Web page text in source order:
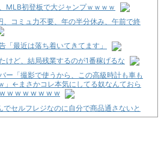
MLB初登板で大ジャンプｗｗｗｗ
コミュ力不要、年の半分休み、午前で終
「最近は落ち着いてきてます」
けど、結局残業するのが1番稼げるな
ー「撮影で使うから、この高級時計も車も
」←まさかコレ本気にしてる奴なんておら
w w w w w w w
でセルフレジなのに自分で商品通さないと